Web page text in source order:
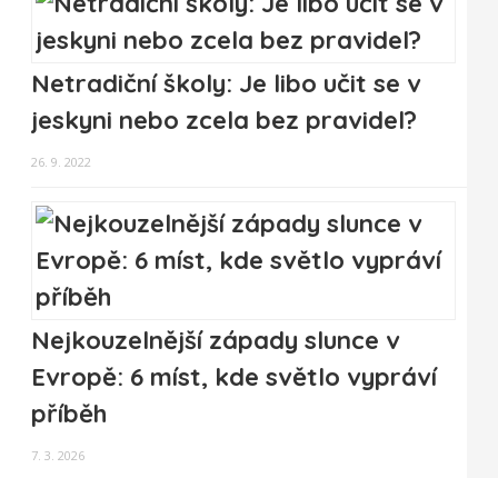
Netradiční školy: Je libo učit se v
jeskyni nebo zcela bez pravidel?
26. 9. 2022
Nejkouzelnější západy slunce v
Evropě: 6 míst, kde světlo vypráví
příběh
7. 3. 2026